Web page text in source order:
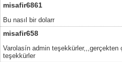
misafir6861
Bu nasıl bir dolarr
misafir658
Varolasín admin teşekkürler,,,gerçekten
teşekkürler